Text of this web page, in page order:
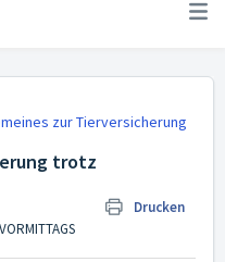
zur Tierversicherung
trotz
Drucken